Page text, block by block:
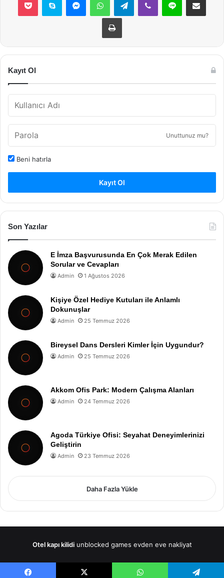
Yazdır
Kayıt Ol
Unuttunuz mu?
Beni hatırla
Kayıt Ol
Son Yazılar
E İmza Başvurusunda En Çok Merak Edilen
Sorular ve Cevapları
Admin 1 Ağustos 2026
Kişiye Özel Hediye Kutuları ile Anlamlı
Dokunuşlar
Admin 25 Temmuz 2026
Bireysel Dans Dersleri Kimler İçin Uygundur?
Admin 25 Temmuz 2026
Akkom Ofis Park: Modern Çalışma Alanları
Admin 24 Temmuz 2026
Agoda Türkiye Ofisi: Seyahat Deneyimlerinizi
Geliştirin
Admin 23 Temmuz 2026
Daha Fazla Yükle
Otel kapı kilidi unblocked games evden eve nakliyat